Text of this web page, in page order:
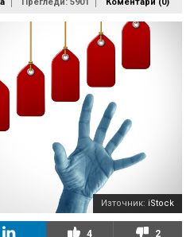
Източник: iStock
4 2